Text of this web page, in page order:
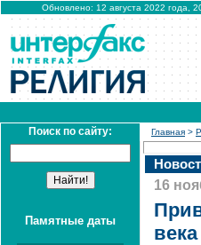
Обновлено: 12 августа 2022 года,
Поиск по сайту:
Памятные даты
Главная >
16